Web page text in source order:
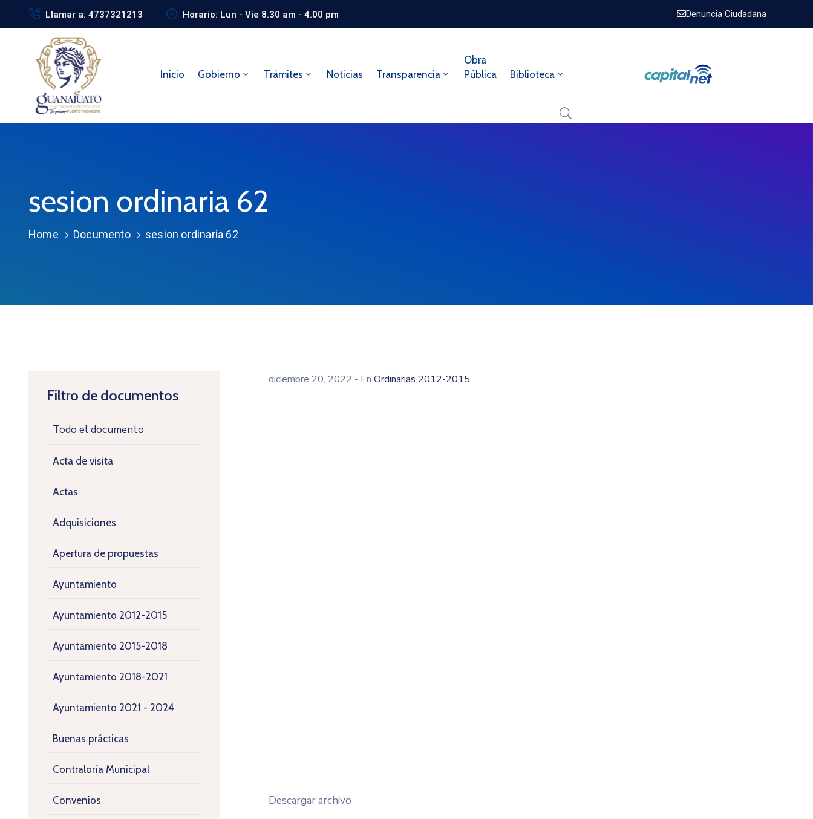
Llamar a: 4737321213 Horario: Lun - Vie 8.30 am - 4.00 pm Denuncia Ciudadana
Inicio Gobierno Trámites Noticias Transparencia
Obra
Pública
Biblioteca
sesion ordinaria 62
Home Documento sesion ordinaria 62
Filtro de documentos
Todo el documento
Acta de visita
Actas
Adquisiciones
Apertura de propuestas
Ayuntamiento
Ayuntamiento 2012-2015
Ayuntamiento 2015-2018
Ayuntamiento 2018-2021
Ayuntamiento 2021 - 2024
Buenas prácticas
Contraloría Municipal
Convenios
diciembre 20, 2022 - En Ordinarias 2012-2015
Descargar archivo